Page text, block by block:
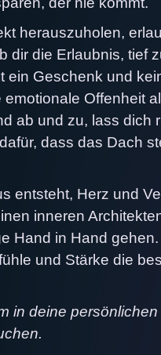
herauszuholen,
dir die Erlaubnis, tief
ein Geschenk und
Offenheit
ab und zu, lass dich
dass das Dach
entsteht, Herz und
inneren
Hand in Hand
und Stärke die
in deine